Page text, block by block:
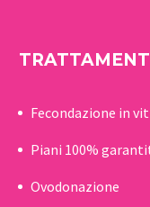
Fecondazione in
Piani 100%
Ovodonazione